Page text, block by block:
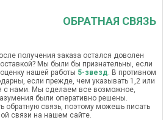
ОБРАТНАЯ СВЯЗЬ
получения заказа остался доволен
Мы были бы признательны, если
нашей работы 5-звезд. В противном
если прежде, чем указывать 1,2 или
с нами. Мы сделаем все возможное,
были оперативно решены.
обратную связь, поэтому можешь писать
связи на нашем сайте.